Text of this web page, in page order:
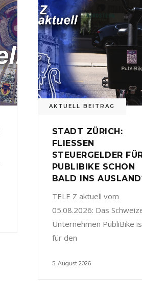
AKTUELL BEITRAG
STADT ZÜRICH:
FLIESSEN
STEUERGELDER
PUBLIBIKE SCHON
BALD INS
TELE Z aktuell vom
05.08.2026: Das
Unternehmen PubliBike
für den
5. August 2026